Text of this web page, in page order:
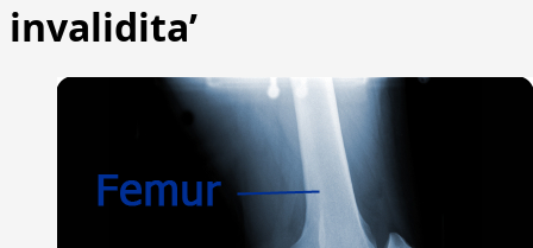
invalidita’